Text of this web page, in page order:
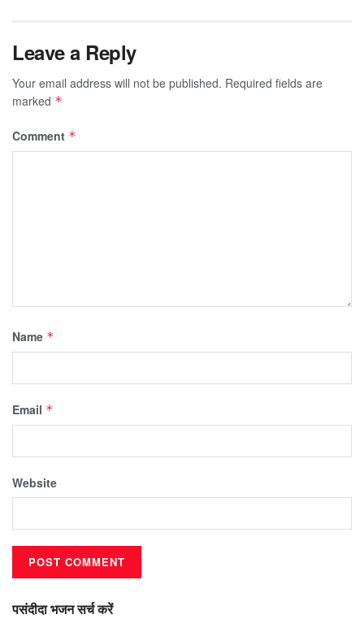
Leave a Reply
Your email address will not be published. Required fields are
marked *
Comment *
Name *
Email *
Website
पसंदीदा भजन सर्च करें